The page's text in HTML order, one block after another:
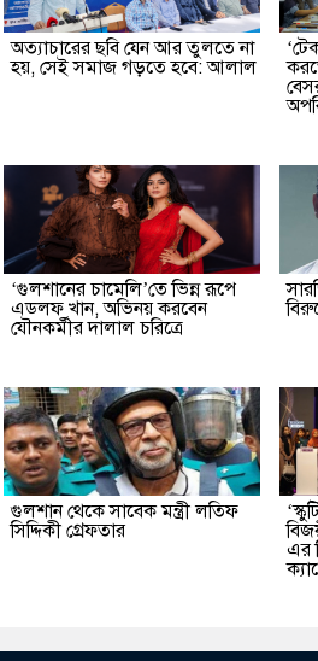
অত্যাচারের ছবি যেন আর তুলতে না
হয়, সেই সমাজ গড়তে হবে: আলাল
‘গুলশানের চামেলি’তে ভিন্ন রূপে
এডলফ খান, অভিনয় করবেন
যৌনকর্মীর দালাল চরিত্রে
গুলশান থেকে সাবেক মন্ত্রী লতিফ
সিদ্দিকী গ্রেফতার
এর